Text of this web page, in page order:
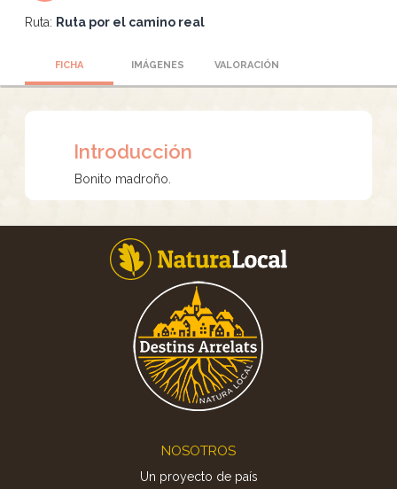
Ruta: Ruta por el camino real
FICHA IMÁGENES VALORACIÓN
Introducción
Bonito madroño.
NOSOTROS
Un proyecto de país